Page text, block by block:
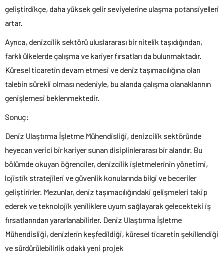
geliştirdikçe, daha yüksek gelir seviyelerine ulaşma potansiyelleri
artar.
Ayrıca, denizcilik sektörü uluslararası bir nitelik taşıdığından,
farklı ülkelerde çalışma ve kariyer fırsatları da bulunmaktadır.
Küresel ticaretin devam etmesi ve deniz taşımacılığına olan
talebin sürekli olması nedeniyle, bu alanda çalışma olanaklarının
genişlemesi beklenmektedir.
Sonuç:
Deniz Ulaştırma İşletme Mühendisliği, denizcilik sektöründe
heyecan verici bir kariyer sunan disiplinlerarası bir alandır. Bu
bölümde okuyan öğrenciler, denizcilik işletmelerinin yönetimi,
lojistik stratejileri ve güvenlik konularında bilgi ve beceriler
geliştirirler. Mezunlar, deniz taşımacılığındaki gelişmeleri takip
ederek ve teknolojik yeniliklere uyum sağlayarak gelecekteki iş
fırsatlarından yararlanabilirler. Deniz Ulaştırma İşletme
Mühendisliği, denizlerin keşfedildiği, küresel ticaretin şekillendiği
ve sürdürülebilirlik odaklı yeni projek